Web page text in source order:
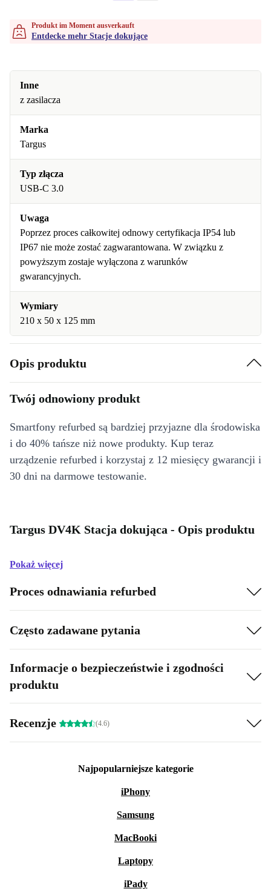
Produkt im Moment ausverkauft
Entdecke mehr Stacje dokujące
Inne
z zasilacza
Marka
Targus
Typ złącza
USB-C 3.0
Uwaga
Poprzez proces całkowitej odnowy certyfikacja IP54 lub
IP67 nie może zostać zagwarantowana. W związku z
powyższym zostaje wyłączona z warunków
gwarancyjnych.
Wymiary
210 x 50 x 125 mm
Opis produktu
Twój odnowiony produkt
Smartfony refurbed są bardziej przyjazne dla środowiska
i do 40% tańsze niż nowe produkty. Kup teraz
urządzenie refurbed i korzystaj z 12 miesięcy gwarancji i
30 dni na darmowe testowanie.
Targus DV4K Stacja dokująca - Opis produktu
Pokaż więcej
Proces odnawiania refurbed
Często zadawane pytania
Informacje o bezpieczeństwie i zgodności
produktu
Recenzje (4.6)
Najpopularniejsze kategorie
iPhony
Samsung
MacBooki
Laptopy
iPady